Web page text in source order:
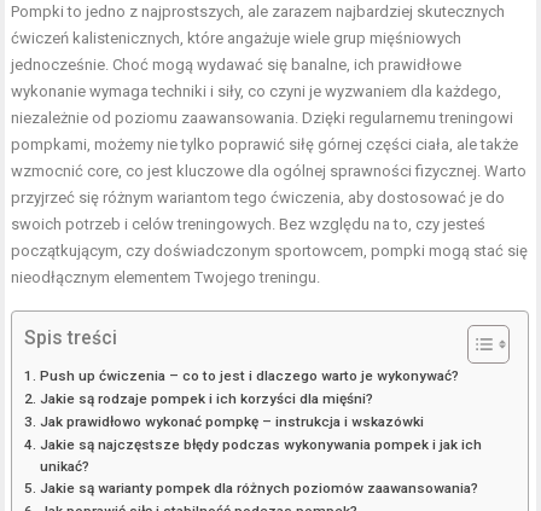
Pompki to jedno z najprostszych, ale zarazem najbardziej skutecznych
ćwiczeń kalistenicznych, które angażuje wiele grup mięśniowych
jednocześnie. Choć mogą wydawać się banalne, ich prawidłowe
wykonanie wymaga techniki i siły, co czyni je wyzwaniem dla każdego,
niezależnie od poziomu zaawansowania. Dzięki regularnemu treningowi
pompkami, możemy nie tylko poprawić siłę górnej części ciała, ale także
wzmocnić core, co jest kluczowe dla ogólnej sprawności fizycznej. Warto
przyjrzeć się różnym wariantom tego ćwiczenia, aby dostosować je do
swoich potrzeb i celów treningowych. Bez względu na to, czy jesteś
początkującym, czy doświadczonym sportowcem, pompki mogą stać się
nieodłącznym elementem Twojego treningu.
Spis treści
Push up ćwiczenia – co to jest i dlaczego warto je wykonywać?
Jakie są rodzaje pompek i ich korzyści dla mięśni?
Jak prawidłowo wykonać pompkę – instrukcja i wskazówki
Jakie są najczęstsze błędy podczas wykonywania pompek i jak ich
unikać?
Jakie są warianty pompek dla różnych poziomów zaawansowania?